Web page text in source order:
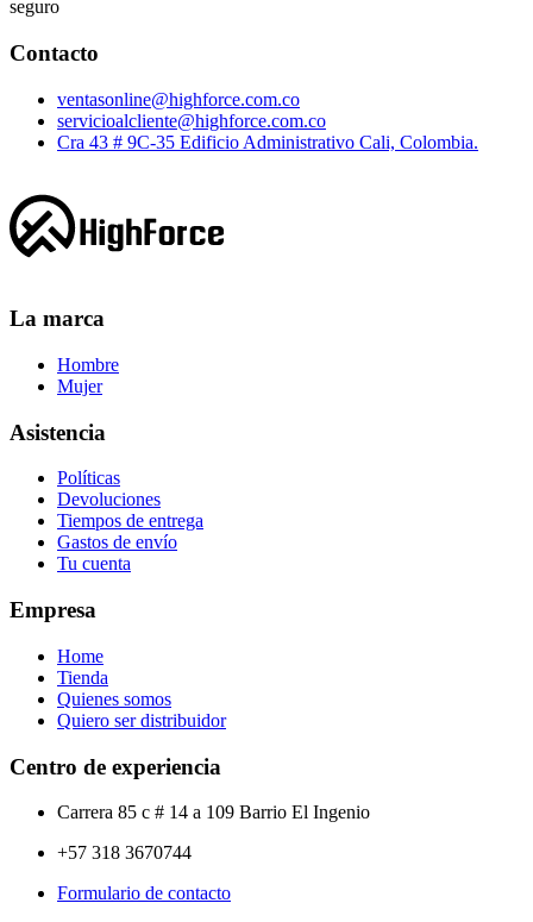
seguro
Contacto
ventasonline@highforce.com.co
servicioalcliente@highforce.com.co
Cra 43 # 9C-35 Edificio Administrativo Cali, Colombia.
La marca
Hombre
Mujer
Asistencia
Políticas
Devoluciones
Tiempos de entrega
Gastos de envío
Tu cuenta
Empresa
Home
Tienda
Quienes somos
Quiero ser distribuidor
Centro de experiencia
Carrera 85 c # 14 a 109 Barrio El Ingenio
+57 318 3670744
Formulario de contacto